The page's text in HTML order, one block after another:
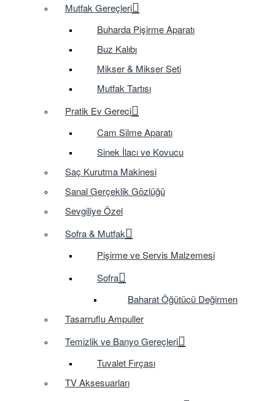
Mutfak Gereçleri
Buharda Pişirme Aparatı
Buz Kalıbı
Mikser & Mikser Seti
Mutfak Tartısı
Pratik Ev Gereci
Cam Silme Aparatı
Sinek İlacı ve Kovucu
Saç Kurutma Makinesi
Sanal Gerçeklik Gözlüğü
Sevgiliye Özel
Sofra & Mutfak
Pişirme ve Servis Malzemesi
Sofra
Baharat Öğütücü Değirmen
Tasarruflu Ampuller
Temizlik ve Banyo Gereçleri
Tuvalet Fırçası
TV Aksesuarları